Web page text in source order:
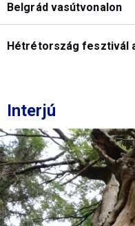
Belgrád vasútvonalon
Hétrétország fesztivál
Interjú